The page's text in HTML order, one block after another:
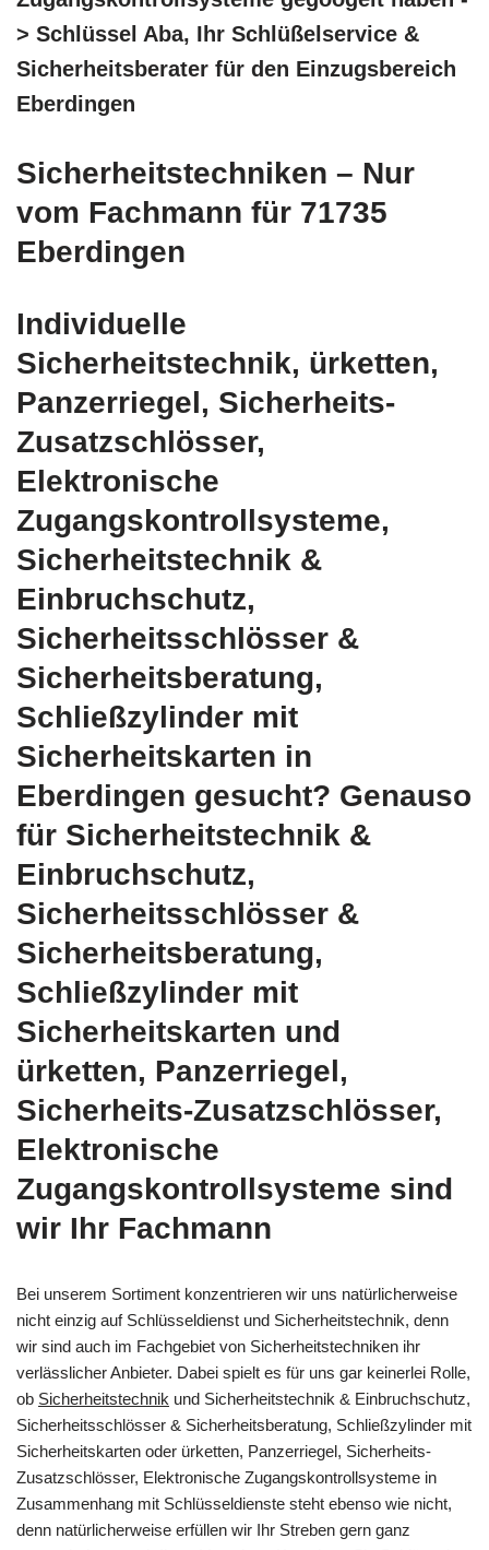
> Schlüssel Aba, Ihr Schlüßelservice &
Sicherheitsberater für den Einzugsbereich
Eberdingen
Sicherheitstechniken – Nur
vom Fachmann für 71735
Eberdingen
Individuelle
Sicherheitstechnik, ürketten,
Panzerriegel, Sicherheits-
Zusatzschlösser,
Elektronische
Zugangskontrollsysteme,
Sicherheitstechnik &
Einbruchschutz,
Sicherheitsschlösser &
Sicherheitsberatung,
Schließzylinder mit
Sicherheitskarten in
Eberdingen gesucht? Genauso
für Sicherheitstechnik &
Einbruchschutz,
Sicherheitsschlösser &
Sicherheitsberatung,
Schließzylinder mit
Sicherheitskarten und
ürketten, Panzerriegel,
Sicherheits-Zusatzschlösser,
Elektronische
Zugangskontrollsysteme sind
wir Ihr Fachmann
Bei unserem Sortiment konzentrieren wir uns natürlicherweise
nicht einzig auf Schlüsseldienst und Sicherheitstechnik, denn
wir sind auch im Fachgebiet von Sicherheitstechniken ihr
verlässlicher Anbieter. Dabei spielt es für uns gar keinerlei Rolle,
ob Sicherheitstechnik und Sicherheitstechnik & Einbruchschutz,
Sicherheitsschlösser & Sicherheitsberatung, Schließzylinder mit
Sicherheitskarten oder ürketten, Panzerriegel, Sicherheits-
Zusatzschlösser, Elektronische Zugangskontrollsysteme in
Zusammenhang mit Schlüsseldienste steht ebenso wie nicht,
denn natürlicherweise erfüllen wir Ihr Streben gern ganz